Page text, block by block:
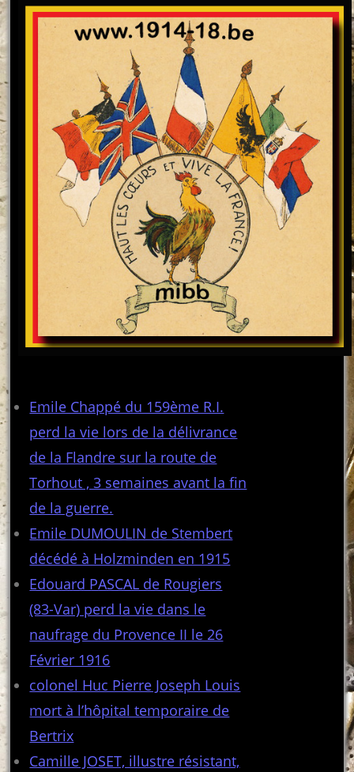
Emile Chappé du 159ème R.I.
perd la vie lors de la délivrance
de la Flandre sur la route de
Torhout , 3 semaines avant la fin
de la guerre.
Emile DUMOULIN de Stembert
décédé à Holzminden en 1915
Edouard PASCAL de Rougiers
(83-Var) perd la vie dans le
naufrage du Provence II le 26
Février 1916
colonel Huc Pierre Joseph Louis
mort à l’hôpital temporaire de
Bertrix
Camille JOSET, illustre résistant,